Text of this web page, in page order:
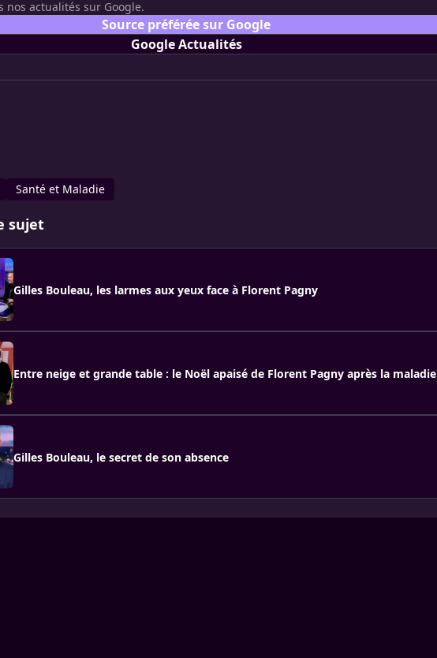
nos actualités sur Google.
Source préférée sur Google
Google Actualités
Santé et Maladie
sujet
Gilles Bouleau, les larmes aux yeux face à Florent Pagny
Entre neige et grande table : le Noël apaisé de Florent Pagny après la maladie
Gilles Bouleau, le secret de son absence